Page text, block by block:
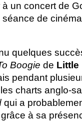
un concert de
de
quelques
Boogie de Little
pendant
charts anglo-
qui a
à sa